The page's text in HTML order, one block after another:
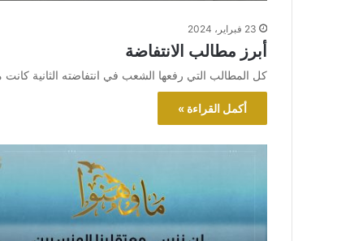
23 فبراير، 2024
أبرز مطالب الانتفاضة
كل المطالب التي رفعها الشعب في انتفاضته الثانية كانت
أكمل القراءة »